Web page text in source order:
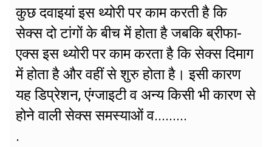
कुछ दवाइयां इस थ्योरी पर काम करती है कि
सेक्स दो टांगों के बीच में होता है जबकि ब्रीफा-
एक्स इस थ्योरी पर काम करता है कि सेक्स दिमाग
में होता है और वहीं से शुरु होता है। इसी कारण
यह डिप्रेशन, एंग्जाइटी व अन्य किसी भी कारण से
होने वाली सेक्स समस्याओं व.........
.